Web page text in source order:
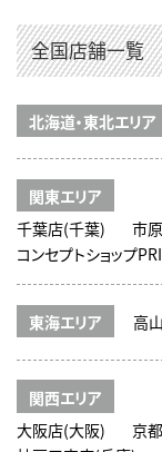
全国店舗一覧
北海道・東北エリア
関東エリア
千葉店(千葉)
市
コンセプトショップ
東海エリア 高
関西エリア
大阪店(大阪)
京